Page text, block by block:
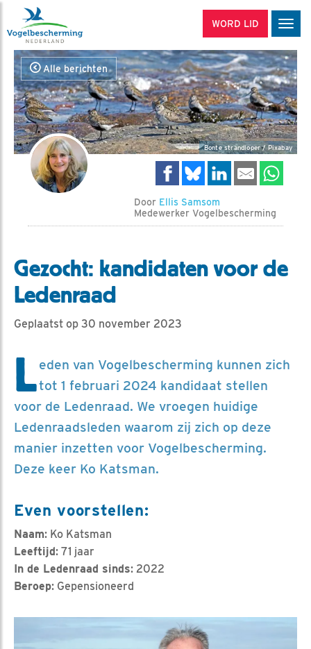
WORD LID
Alle berichten
Bonte strandloper / Pixabay
Door Ellis Samsom
Medewerker Vogelbescherming
Gezocht: kandidaten voor de
Ledenraad
Geplaatst op 30 november 2023
Leden van Vogelbescherming kunnen zich
tot 1 februari 2024 kandidaat stellen
voor de Ledenraad. We vroegen huidige
Ledenraadsleden waarom zij zich op deze
manier inzetten voor Vogelbescherming.
Deze keer Ko Katsman.
Even voorstellen:
Naam: Ko Katsman
Leeftijd: 71 jaar
In de Ledenraad sinds: 2022
Beroep: Gepensioneerd